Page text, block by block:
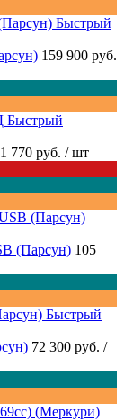
Быстрый
159 900 руб.
Быстрый
770 руб. / шт
(Парсун) 105
Быстрый
72 300 руб. /